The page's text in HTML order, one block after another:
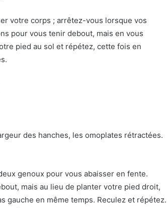
votre corps ; arrêtez-vous lorsque vos
pour vous tenir debout, mais en vous
pied au sol et répétez, cette fois en
des hanches, les omoplates rétractées.
genoux pour vous abaisser en fente.
mais au lieu de planter votre pied droit,
gauche en même temps. Reculez et répétez.